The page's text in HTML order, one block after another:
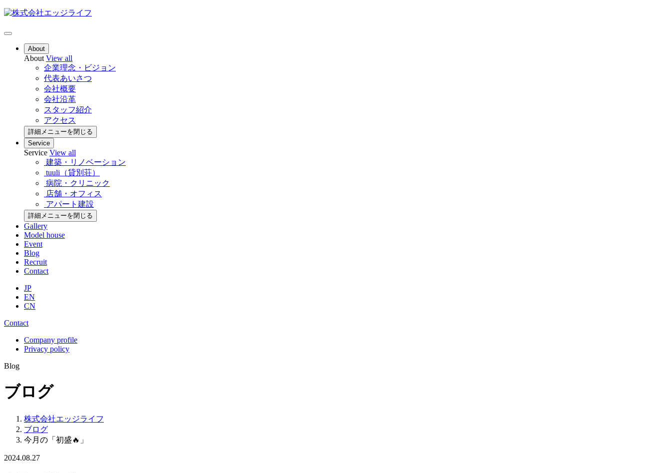
About
About View all
企業理念・ビジョン
代表あいさつ
会社概要
会社沿革
スタッフ紹介
アクセス
詳細メニューを閉じる
Service
Service View all
建築・リノベーション
tuuli（貸別荘）
病院・クリニック
店舗・オフィス
アパート建設
詳細メニューを閉じる
Gallery
Model house
Event
Blog
Recruit
Contact
JP
EN
CN
Contact
Company profile
Privacy policy
Blog
ブログ
株式会社エッジライフ
ブログ
今月の「初盛🔥」
2024.08.27